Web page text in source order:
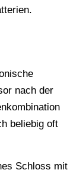
nach der
beliebig oft
Schloss mit